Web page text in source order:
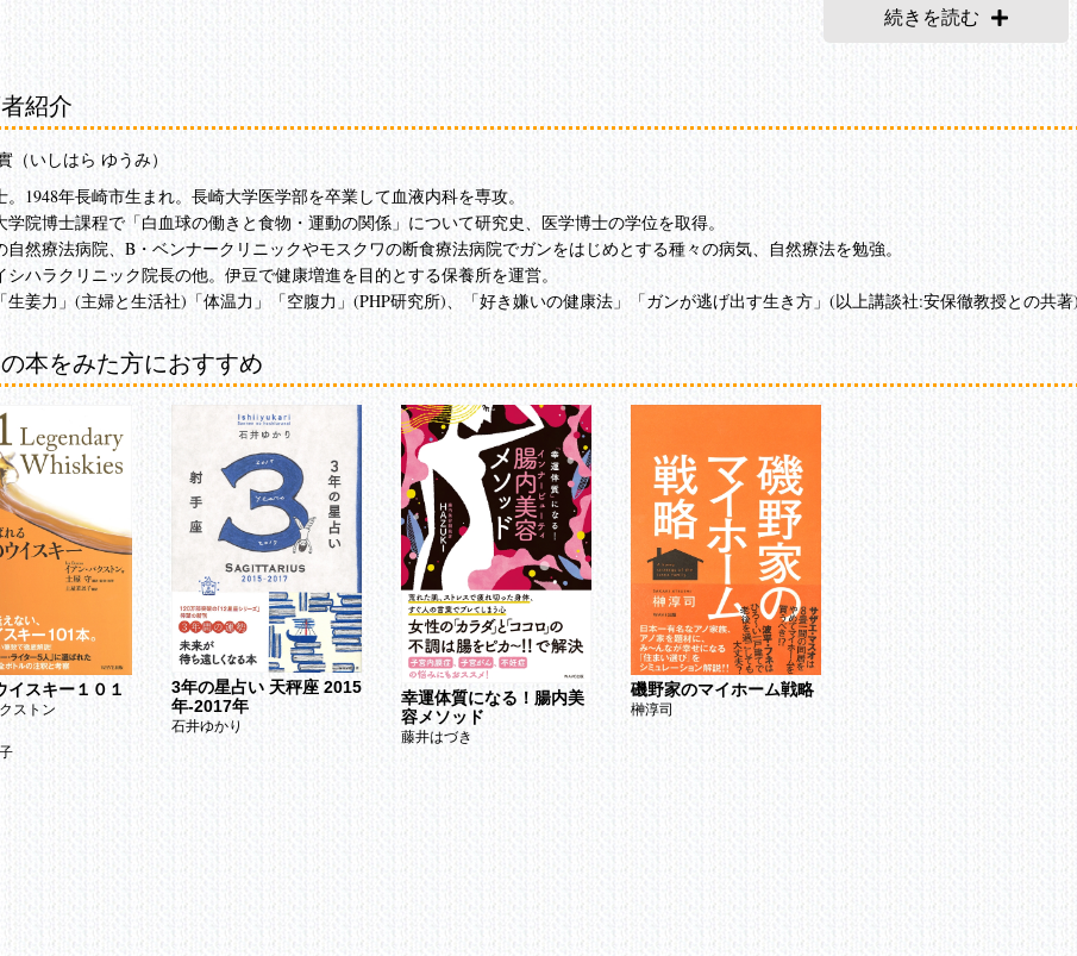
強さは男の強さと比例する
と、その時点で体温が一度程度上がる
、倫理的思考力」も下半身から
て大敵は「腎虚」
流を高める下半身運動メニュー
性か把握しよう
きは、体を動かしてから休む
らない生活スタイルも重要
なら足腰を鍛えよ
能は強い男性を好む
のダイエット、成功の秘訣
満から脱却する！
に対応するメカニズムを持たない
効用
満になる大敵
感できる男のダイエット法
イエット法の効果
温を上げる5つの法則
深刻な低体温化
病気になりやすい体をつくる
を引き起こす元凶
体温が上がる5つの法則
力アップの鉄則
性欲がないのか？
テロンを増やすには
高める食生活の実践
続きを読む
紹介
（いしはら ゆうみ）
。1948年長崎市生まれ。長崎大学医学部を卒業して血液内科を専攻。
学院博士課程で「白血球の働きと食物・運動の関係」について研究史、医学博士の学位を取得。
自然療法病院、B・ベンナークリニックやモスクワの断食療法病院でガンをはじめとする種々の病気、自然療法を勉強。
シハラクリニック院長の他。伊豆で健康増進を目的とする保養所を運営。
生姜力」(主婦と生活社)「体温力」「空腹力」(PHP研究所)、「好き嫌いの健康法」「ガンが逃げ出す生き方」(以上講談社:安保徹教授との
本をみた方におすすめ
イスキー１０１
ストン
3年の星占い 天秤座 2015
年-2017年
石井ゆかり
幸運体質になる！腸内美
容メソッド
藤井はづき
磯野家のマイホーム戦略
榊淳司
に教える 小学生のための
渡邊真亀子